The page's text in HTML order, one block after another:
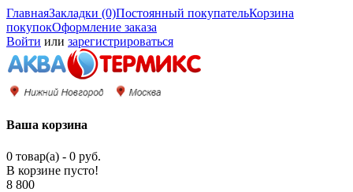
ГлавнаяЗакладки (0)Постоянный покупательКорзина
покупокОформление заказа
Войти или зарегистрироваться
Ваша корзина
0 товар(а) - 0 руб.
В корзине пусто!
8 800